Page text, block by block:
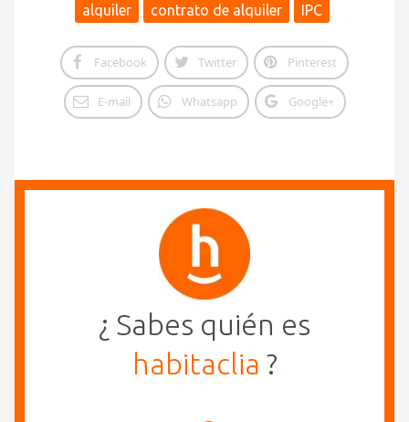
alquiler contrato de alquiler IPC
Facebook Twitter Pinterest
E-mail Whatsapp Google+
¿ Sabes quién es
habitaclia ?